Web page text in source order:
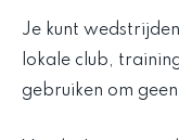
Je kunt
lokale club,
gebruiken om